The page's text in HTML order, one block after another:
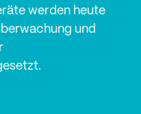
werden heute
und